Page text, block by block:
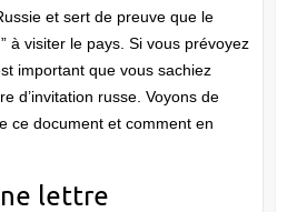
et sert de preuve que le
à visiter le pays. Si vous prévoyez
important que vous sachiez
d’invitation russe. Voyons de
ce document et comment en
lettre